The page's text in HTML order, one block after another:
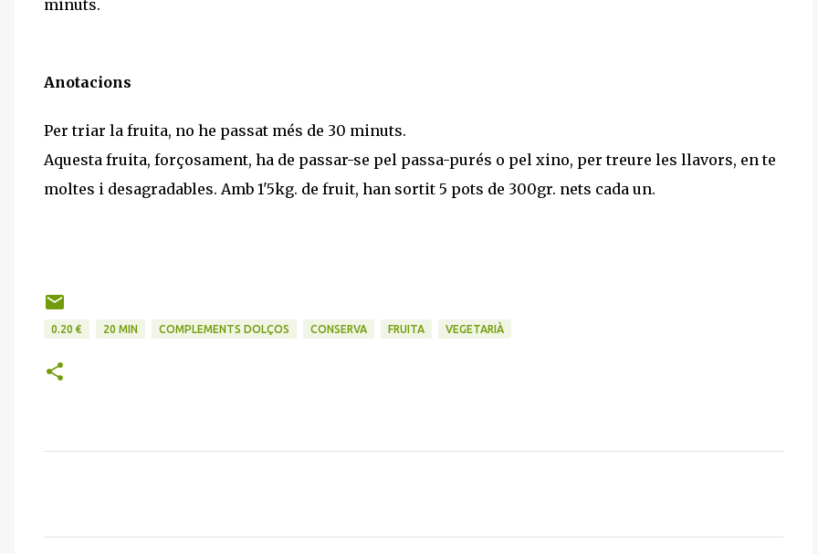
minuts.
Anotacions
Per triar la fruita, no he passat més de 30 minuts.
Aquesta fruita, forçosament, ha de passar-se pel passa-purés o pel xino, per treure les llavors, en te
moltes i desagradables. Amb 1'5kg. de fruit, han sortit 5 pots de 300gr. nets cada un.
0.20 € 20 MIN COMPLEMENTS DOLÇOS CONSERVA FRUITA VEGETARIÀ